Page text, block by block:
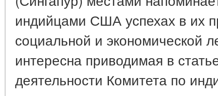
индийцами США успехах в их
социальной и экономической
интересна приводимая в
деятельности Комитета по